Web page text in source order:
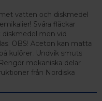
vatten och diskmedel
Svåra fläckar
men vid
OBS! Aceton kan matta
kulörer. Undvik smuts
mekaniska delar
från Nordiska